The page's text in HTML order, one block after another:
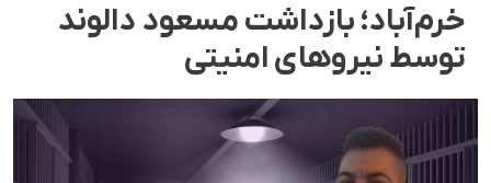
خرم‌آباد؛ بازداشت مسعود دالوند
توسط نیروهای امنیتی